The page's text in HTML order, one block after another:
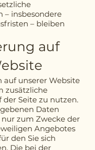
– insbesondere
– bleiben
auf
auf unserer Website
zusätzliche
Seite zu nutzen.
Daten
zum Zwecke der
Angebotes
den Sie sich
Die bei der